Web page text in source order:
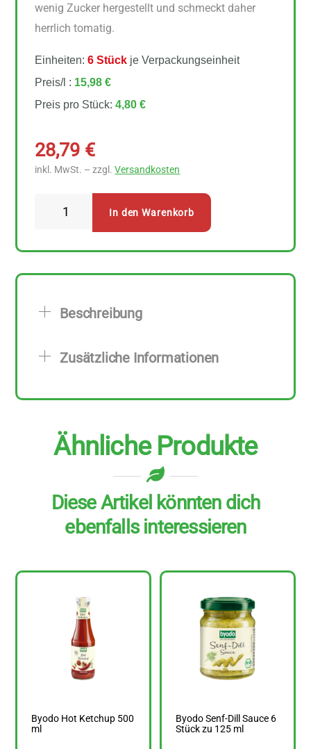
wenig Zucker hergestellt und schmeckt daher
herrlich tomatig.
Einheiten:6 Stück je Verpackungseinheit
Preis/l : 15,98 €
Preis pro Stück:4,80 €
28,79 €
inkl. MwSt. – zzgl.Versandkosten
300
In den Warenkorb
Beschreibung
Zusätzliche Informationen
Ähnliche Produkte
Diese Artikel könnten dich
ebenfalls interessieren
Byodo Hot Ketchup 500
ml
Byodo Senf-Dill Sauce 6
Stück zu 125 ml